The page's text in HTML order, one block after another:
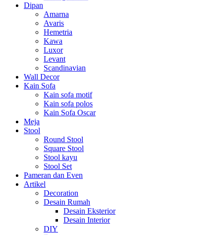
Dipan
Amarna
Avaris
Hemetria
Kawa
Luxor
Levant
Scandinavian
Wall Decor
Kain Sofa
Kain sofa motif
Kain sofa polos
Kain Sofa Oscar
Meja
Stool
Round Stool
Square Stool
Stool kayu
Stool Set
Pameran dan Even
Artikel
Decoration
Desain Rumah
Desain Eksterior
Desain Interior
DIY